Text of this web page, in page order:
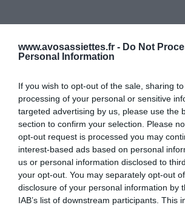
www.avosassiettes.fr - Do Not
Personal Information
If you wish to opt-out of the sale, sharing
processing of your personal or sensitive
targeted advertising by us, please use the
section to confirm your selection. Please
opt-out request is processed you may
interest-based ads based on personal
us or personal information disclosed to
your opt-out. You may separately opt-out
disclosure of your personal information by
IAB’s list of downstream participants. This